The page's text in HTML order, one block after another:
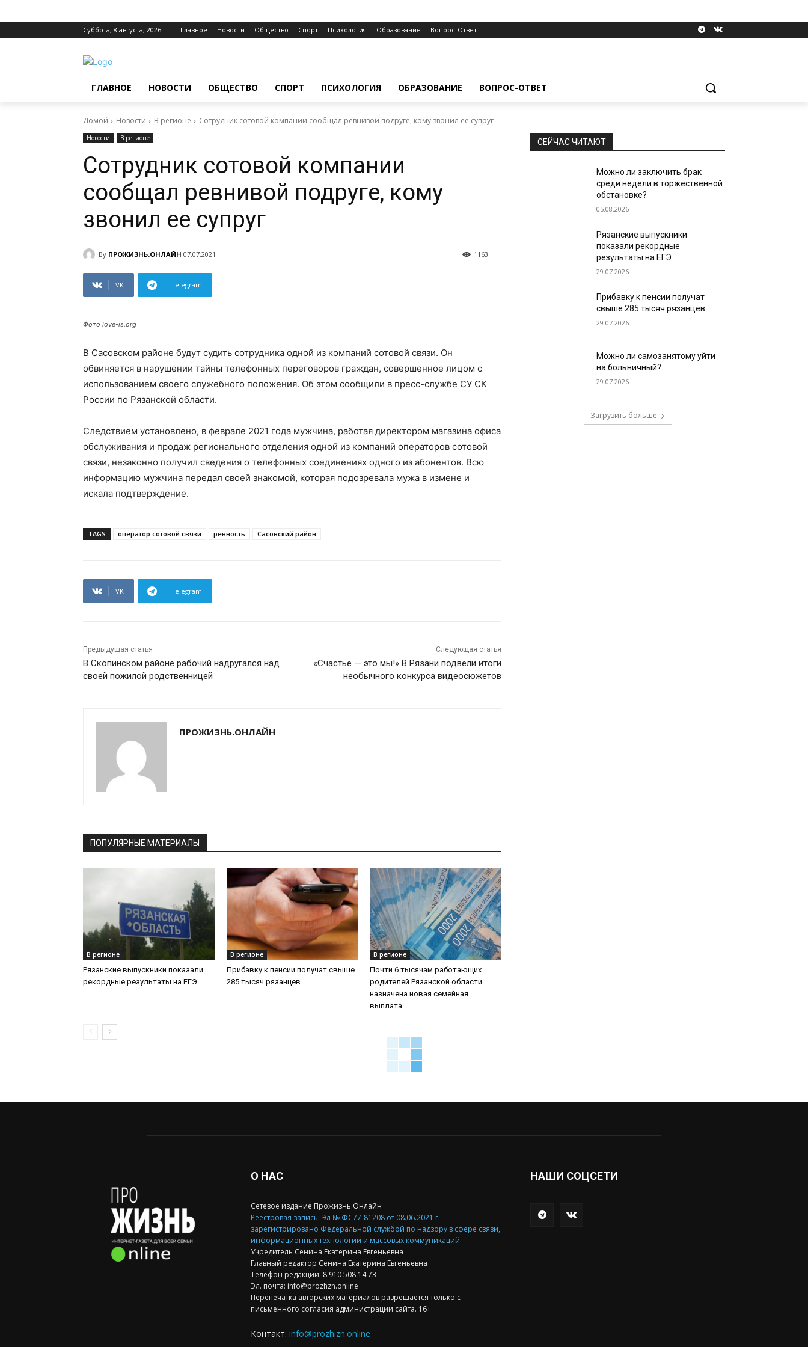
Суббота, 8 августа, 2026 Главное Новости Общество Спорт Психология Образование Вопрос-Ответ
ГЛАВНОЕ НОВОСТИ ОБЩЕСТВО СПОРТ ПСИХОЛОГИЯ ОБРАЗОВАНИЕ ВОПРОС-ОТВЕТ
Домой Новости В регионе Сотрудник сотовой компании сообщал ревнивой подруге, кому звонил ее супруг
Новости В регионе
Сотрудник сотовой компании
сообщал ревнивой подруге, кому
звонил ее супруг
By ПРОЖИЗНЬ.ОНЛАЙН 07.07.2021 1163
VK Telegram
Фото love-is.org
В Сасовском районе будут судить сотрудника одной из компаний сотовой связи. Он
обвиняется в нарушении тайны телефонных переговоров граждан, совершенное лицом с
использованием своего служебного положения. Об этом сообщили в пресс-службе СУ СК
России по Рязанской области.
Следствием установлено, в феврале 2021 года мужчина, работая директором магазина офиса
обслуживания и продаж регионального отделения одной из компаний операторов сотовой
связи, незаконно получил сведения о телефонных соединениях одного из абонентов. Всю
информацию мужчина передал своей знакомой, которая подозревала мужа в измене и
искала подтверждение.
TAGS оператор сотовой связи ревность Сасовский район
VK Telegram
Предыдущая статья
В Скопинском районе рабочий надругался над
своей пожилой родственницей
Следующая статья
«Счастье — это мы!» В Рязани подвели итоги
необычного конкурса видеосюжетов
ПРОЖИЗНЬ.ОНЛАЙН
ПОПУЛЯРНЫЕ МАТЕРИАЛЫ
В регионе
Рязанские выпускники показали
рекордные результаты на ЕГЭ
В регионе
Прибавку к пенсии получат свыше
285 тысяч рязанцев
В регионе
Почти 6 тысячам работающих
родителей Рязанской области
назначена новая семейная
выплата
СЕЙЧАС ЧИТАЮТ
Можно ли заключить брак
среди недели в торжественной
обстановке?
05.08.2026
Рязанские выпускники
показали рекордные
результаты на ЕГЭ
29.07.2026
Прибавку к пенсии получат
свыше 285 тысяч рязанцев
29.07.2026
Можно ли самозанятому уйти
на больничный?
29.07.2026
Загрузить больше
О НАС
Сетевое издание Прожизнь.Онлайн
Реестровая запись: Эл № ФС77-81208 от 08.06.2021 г.
зарегистрировано Федеральной службой по надзору в сфере связи,
информационных технологий и массовых коммуникаций
Учредитель Сенина Екатерина Евгеньевна
Главный редактор Сенина Екатерина Евгеньевна
Телефон редакции: 8 910 508 14 73
Эл. почта: info@prozhzn.online
Перепечатка авторских материалов разрешается только с
письменного согласия администрации сайта. 16+
Контакт: info@prozhizn.online
НАШИ СОЦСЕТИ